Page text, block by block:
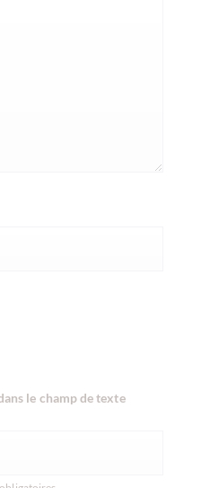
le champ de texte